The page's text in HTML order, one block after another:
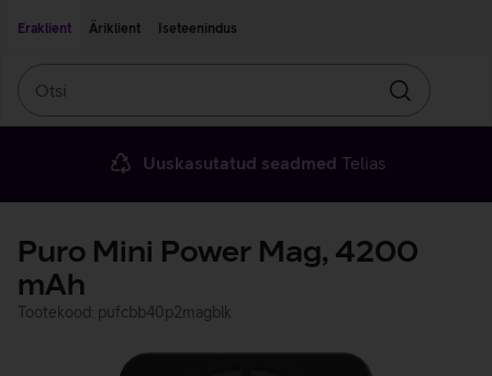
Eraklient
Äriklient Iseteenindus
Otsin
Uuskasutatud seadmed Telias
Puro Mini Power Mag, 4200
mAh
Tootekood: pufcbb40p2magblk